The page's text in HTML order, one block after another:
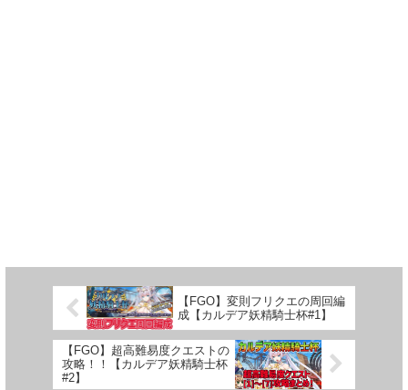
【FGO】変則フリクエの周回編
成【カルデア妖精騎士杯#1】
【FGO】超高難易度クエストの
攻略！！【カルデア妖精騎士杯
#2】